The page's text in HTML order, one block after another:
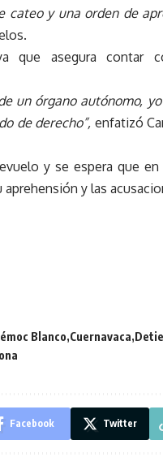
y una orden de
que asegura contar
un órgano autónomo,
de derecho”, enfatizó
y se espera que en
y las
Blanco Cuernavaca
Facebook Twitter